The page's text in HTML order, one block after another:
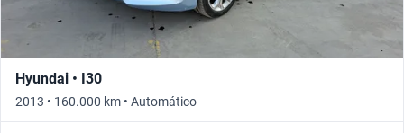
Hyundai • I30
2013 • 160.000 km • Automático